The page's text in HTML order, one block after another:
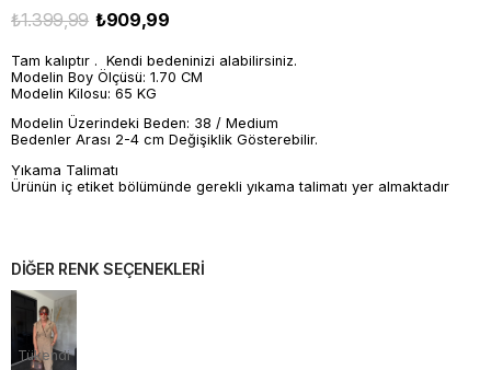
₺1.399,99 ₺909,99
Tam kalıptır . Kendi bedeninizi alabilirsiniz.
Modelin Boy Ölçüsü: 1.70 CM
Modelin Kilosu: 65 KG
Modelin Üzerindeki Beden: 38 / Medium
Bedenler Arası 2-4 cm Değişiklik Gösterebilir.
Yıkama Talimatı
Ürünün iç etiket bölümünde gerekli yıkama talimatı yer almaktadır
DİĞER RENK SEÇENEKLERİ
Tükendi